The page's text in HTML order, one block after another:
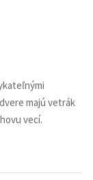
majú vetrák
vecí.